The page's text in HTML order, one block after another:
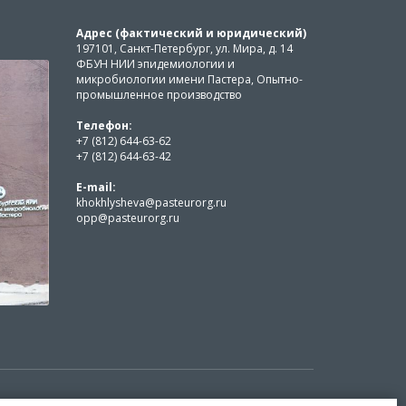
Адрес (фактический и юридический)
197101, Санкт-Петербург, ул. Мира, д. 14
ФБУН НИИ эпидемиологии и
микробиологии имени Пастера, Опытно-
промышленное производство
Телефон:
+7 (812) 644-63-62
+7 (812) 644-63-42
E-mail:
khokhlysheva@pasteurorg.ru
opp@pasteurorg.ru